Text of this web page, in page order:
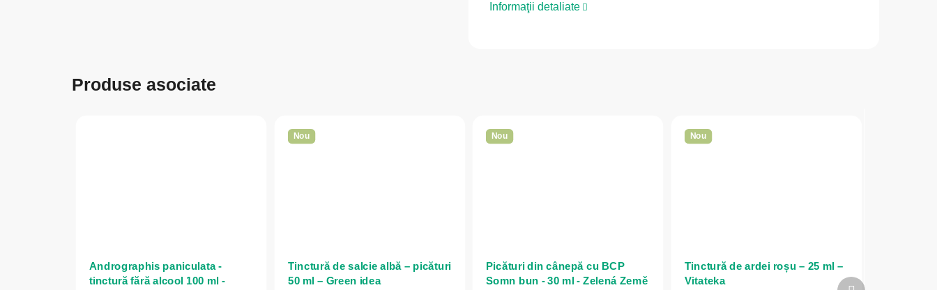
Informaţii detaliate
Produse asociate
Andrographis paniculata -
tinctură fără alcool 100 ml -
Nou
Tinctură de salcie albă – picături
50 ml – Green idea
Nou
Picături din cânepă cu BCP
Somn bun - 30 ml - Zelená Země
Nou
Tinctură de ardei roșu – 25 ml –
Vitateka
Produsul